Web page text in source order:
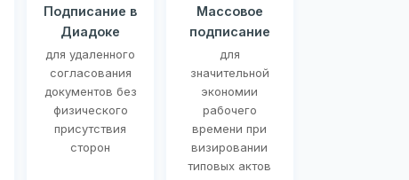
Подписание в
Диадоке
для удаленного
согласования
документов без
физического
присутствия
сторон
Массовое
подписание
для
значительной
экономии
рабочего
времени при
визировании
типовых актов